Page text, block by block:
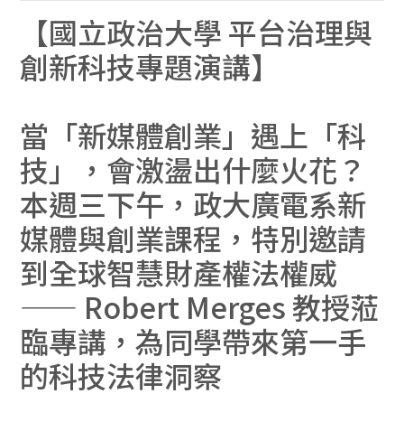
【國立政治大學 平台治理與
創新科技專題演講】
當「新媒體創業」遇上「科
技」，會激盪出什麼火花？
本週三下午，政大廣電系新
媒體與創業課程，特別邀請
到全球智慧財產權法權威
—— Robert Merges 教授蒞
臨專講，為同學帶來第一手
的科技法律洞察